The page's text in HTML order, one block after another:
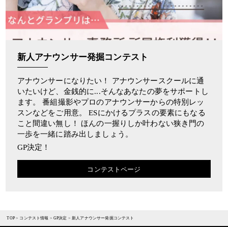
新人アナウンサー発掘コンテスト
アナウンサーになりたい！ アナウンサースクールに通
いたいけど、金銭的に...そんなあなたの夢をサポートし
ます。 番組撮影やプロのアナウンサーからの特別レッ
スンなどをご用意。 ESにかけるプラスの要素にもなる
こと間違い無し！ ほんの一握りしか叶わない狭き門の
一歩を一緒に踏み出しましょう。
GP決定！
コンテストページ
TOP> コンテスト情報 >GP決定 >新人アナウンサー発掘コンテスト